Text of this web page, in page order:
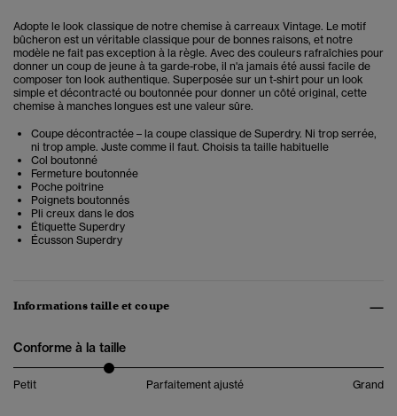
Adopte le look classique de notre chemise à carreaux Vintage. Le motif
bûcheron est un véritable classique pour de bonnes raisons, et notre
modèle ne fait pas exception à la règle. Avec des couleurs rafraîchies pour
donner un coup de jeune à ta garde-robe, il n'a jamais été aussi facile de
composer ton look authentique. Superposée sur un t-shirt pour un look
simple et décontracté ou boutonnée pour donner un côté original, cette
chemise à manches longues est une valeur sûre.
Coupe décontractée – la coupe classique de Superdry. Ni trop serrée,
ni trop ample. Juste comme il faut. Choisis ta taille habituelle
Col boutonné
Fermeture boutonnée
Poche poitrine
Poignets boutonnés
Pli creux dans le dos
Étiquette Superdry
Écusson Superdry
Informations taille et coupe
Conforme à la taille
Petit Parfaitement ajusté Grand